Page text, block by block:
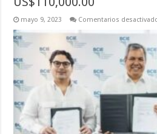
mayo 9, 2023 Comentarios